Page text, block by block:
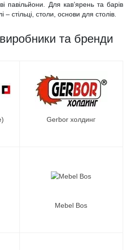
павільйони. Для кав’ярень та барів
– стільці, столи, основи для столів.
та бренди
Gerbor холдинг
Mebel Bos